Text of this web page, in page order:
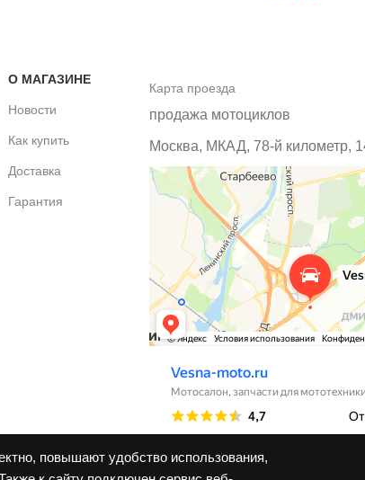
повышают удобство использования,
О МАГАЗИНЕ
Новости
Как купить
Доставка
Гарантия
Карта проезда
продажа мотоциклов
Москва, МКАД, 78-й километр,